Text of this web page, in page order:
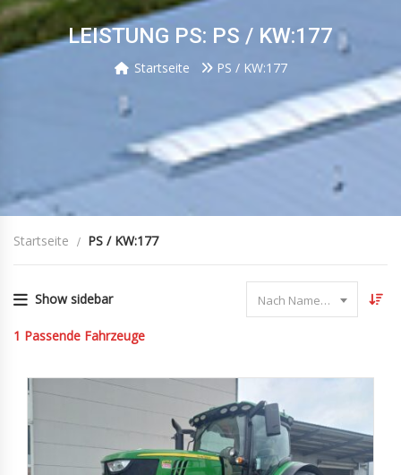
LEISTUNG PS: PS / KW:177
Startseite PS / KW:177
Startseite PS / KW:177
Show sidebar Nach Name sortieren
1 Passende Fahrzeuge